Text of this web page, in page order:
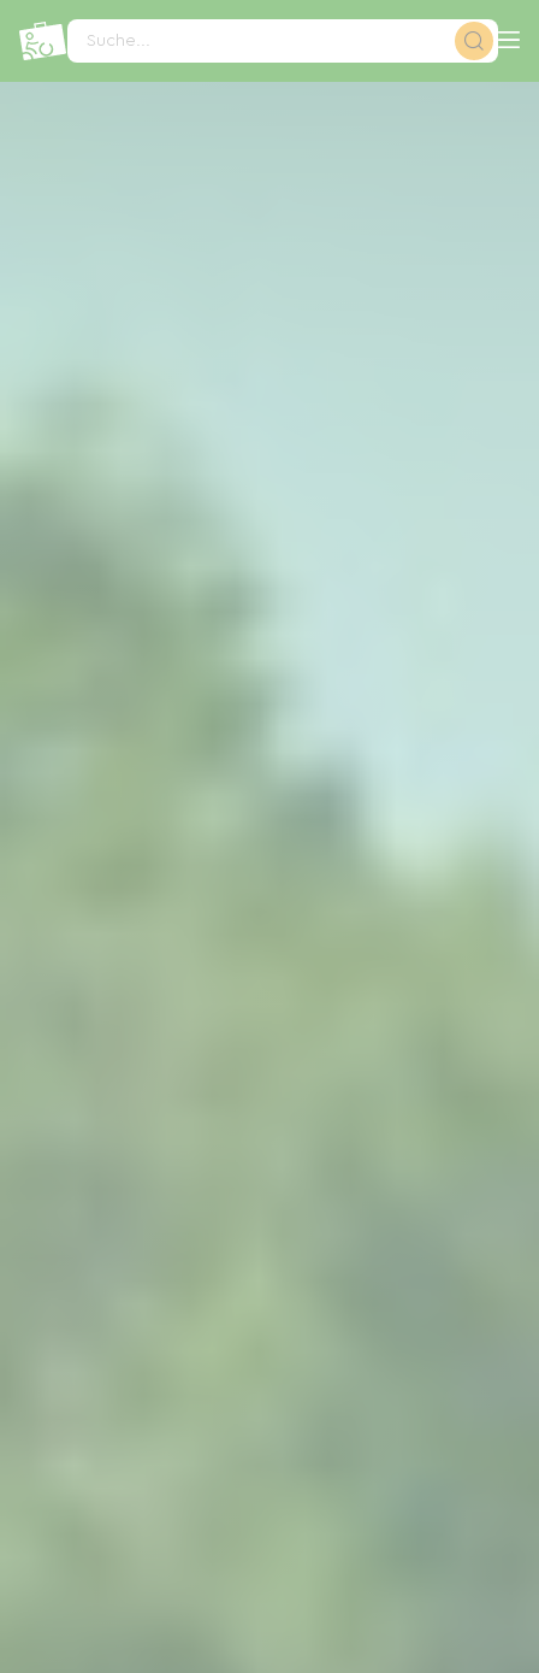
Suche...
Cookie-Einstellungen